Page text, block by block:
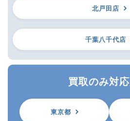
北戸田店
千葉八千代店
買取のみ対
東京都